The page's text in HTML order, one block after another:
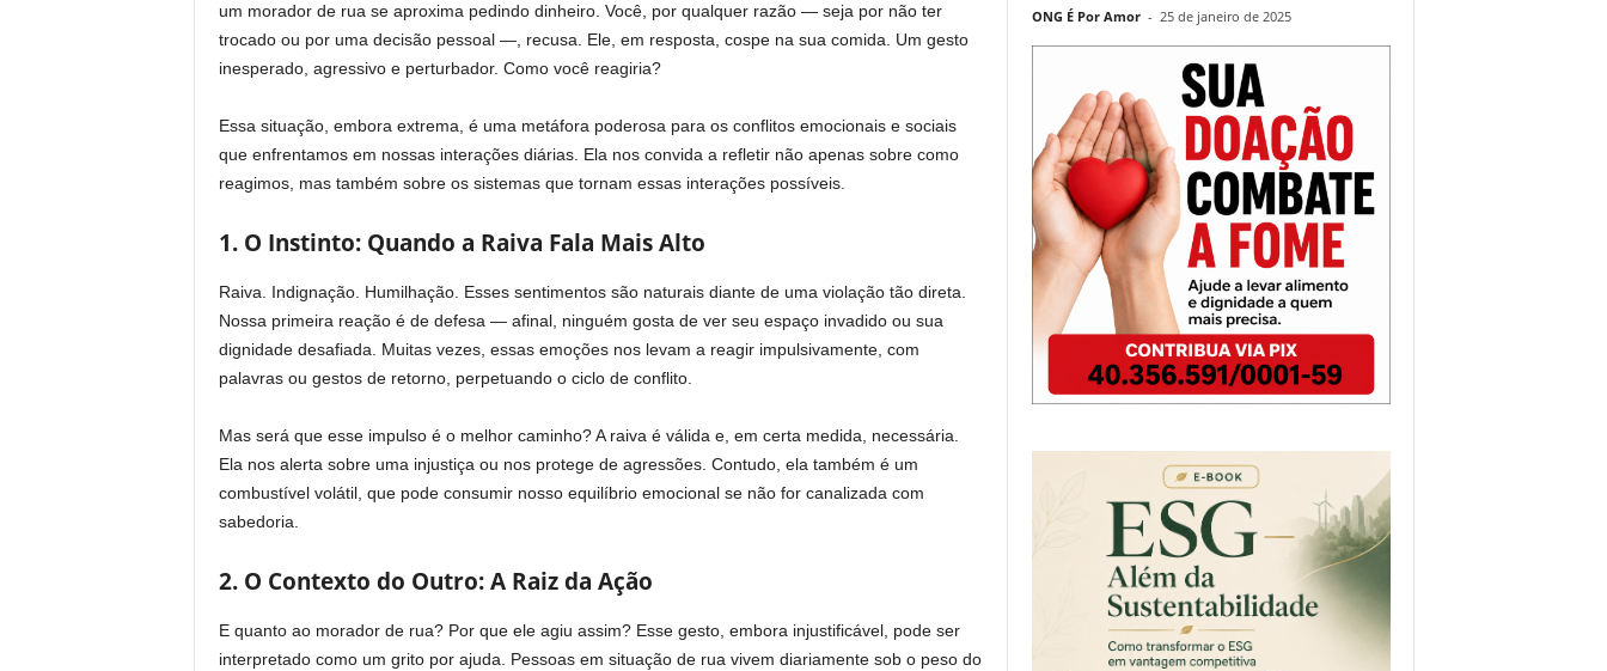
um morador de rua se aproxima pedindo dinheiro. Você, por qualquer razão — seja por não ter
trocado ou por uma decisão pessoal —, recusa. Ele, em resposta, cospe na sua comida. Um gesto
inesperado, agressivo e perturbador. Como você reagiria?
Essa situação, embora extrema, é uma metáfora poderosa para os conflitos emocionais e sociais
que enfrentamos em nossas interações diárias. Ela nos convida a refletir não apenas sobre como
reagimos, mas também sobre os sistemas que tornam essas interações possíveis.
1. O Instinto: Quando a Raiva Fala Mais Alto
Raiva. Indignação. Humilhação. Esses sentimentos são naturais diante de uma violação tão direta.
Nossa primeira reação é de defesa — afinal, ninguém gosta de ver seu espaço invadido ou sua
dignidade desafiada. Muitas vezes, essas emoções nos levam a reagir impulsivamente, com
palavras ou gestos de retorno, perpetuando o ciclo de conflito.
Mas será que esse impulso é o melhor caminho? A raiva é válida e, em certa medida, necessária.
Ela nos alerta sobre uma injustiça ou nos protege de agressões. Contudo, ela também é um
combustível volátil, que pode consumir nosso equilíbrio emocional se não for canalizada com
sabedoria.
2. O Contexto do Outro: A Raiz da Ação
E quanto ao morador de rua? Por que ele agiu assim? Esse gesto, embora injustificável, pode ser
interpretado como um grito por ajuda. Pessoas em situação de rua vivem diariamente sob o peso do
ONG É Por Amor - 25 de janeiro de 2025